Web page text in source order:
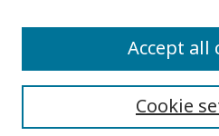
Cookie
Accept all